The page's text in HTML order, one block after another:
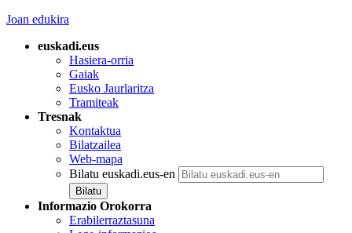
Joan edukira
euskadi.eus
Hasiera-orria
Gaiak
Eusko Jaurlaritza
Tramiteak
Tresnak
Kontaktua
Bilatzailea
Web-mapa
Bilatu euskadi.eus-en
Informazio Orokorra
Erabilerraztasuna